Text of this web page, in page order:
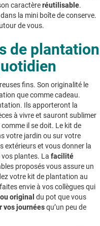
caractèreréutilisable.
la mini boîte de conserve.
de vous.
de plantation
fins. Son originalité le
que comme cadeau.
Ils apporteront la
à vivre et sauront sublimer
il se doit. Le kit de
votre jardin ou sur votre
extérieurs et vous donner la
plantes. La facilité
proposés vous assure un
votre kit de plantation au
envie à vos collègues qui
original du pot que vous
vos journéesqu’un peu de